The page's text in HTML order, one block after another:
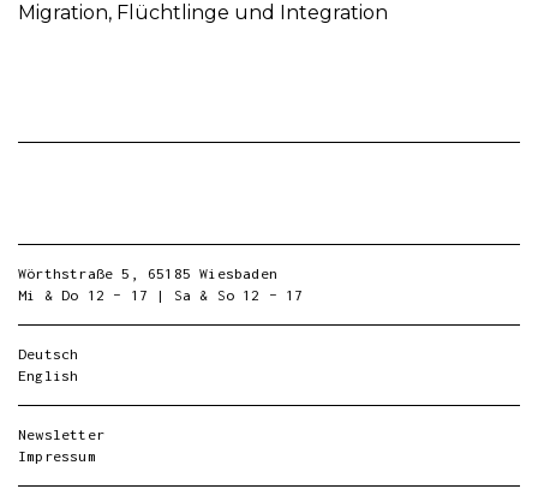
Migration, Flüchtlinge und Integration
Wörthstraße 5, 65185 Wiesbaden
Mi & Do 12 – 17 | Sa & So 12 – 17
Deutsch
English
Newsletter
Impressum